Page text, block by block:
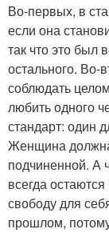
Во-первых, в
если она
так что это был
остального.
соблюдать
любить одного
стандарт: один
Женщина
подчиненной. А
всегда
свободу для
прошлом,